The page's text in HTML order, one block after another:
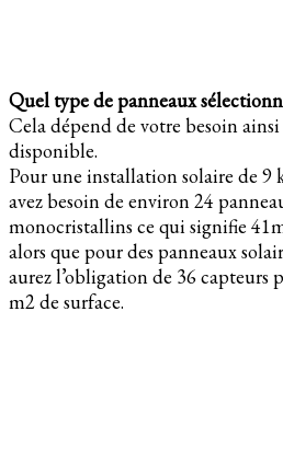
Quel type de panneaux
Cela dépend de votre besoin
disponible.
Pour une installation solaire de 9
avez besoin de environ 24
monocristallins ce qui signifie
alors que pour des panneaux
aurez l’obligation de 36 capteurs
m2 de surface.